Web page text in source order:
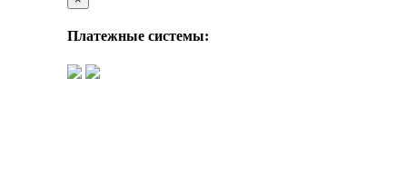
Платежные системы: